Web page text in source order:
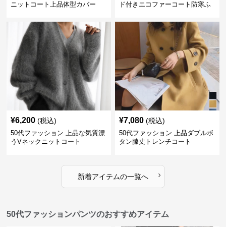
ニットコート上品体型カバー
ド付きエコファーコート防寒ふ
¥6,200 (税込)
50代ファッション 上品な気質漂
うVネックニットコート
¥7,080 (税込)
50代ファッション 上品ダブルボ
タン膝丈トレンチコート
新着アイテムの一覧へ ›
50代ファッションパンツのおすすめアイテム